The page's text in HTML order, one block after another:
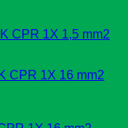
CPR 1X 1,5 mm2